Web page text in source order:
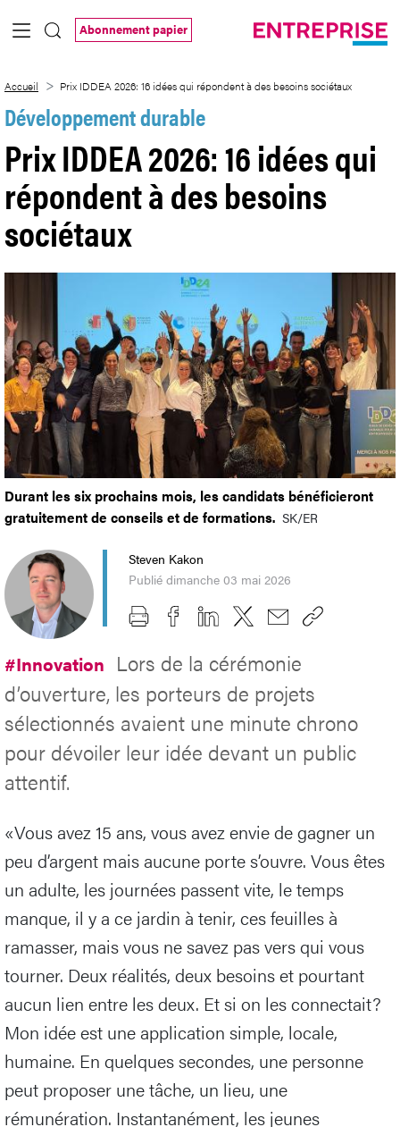
Saut au contenu principal
Abonnement papier
Accueil Prix IDDEA 2026: 16 idées qui répondent à des besoins sociétaux
Développement durable
Prix IDDEA 2026: 16 idées qui
répondent à des besoins
sociétaux
Durant les six prochains mois, les candidats bénéficieront
gratuitement de conseils et de formations. SK/ER
Steven Kakon
Publié dimanche 03 mai 2026
#Innovation Lors de la cérémonie
d’ouverture, les porteurs de projets
sélectionnés avaient une minute chrono
pour dévoiler leur idée devant un public
attentif.
«Vous avez 15 ans, vous avez envie de gagner un
peu d’argent mais aucune porte s’ouvre. Vous êtes
un adulte, les journées passent vite, le temps
manque, il y a ce jardin à tenir, ces feuilles à
ramasser, mais vous ne savez pas vers qui vous
tourner. Deux réalités, deux besoins et pourtant
aucun lien entre les deux. Et si on les connectait?
Mon idée est une application simple, locale,
humaine. En quelques secondes, une personne
peut proposer une tâche, un lieu, une
rémunération. Instantanément, les jeunes